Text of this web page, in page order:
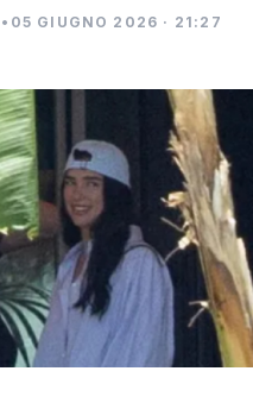
• 05 GIUGNO 2026 · 21:27